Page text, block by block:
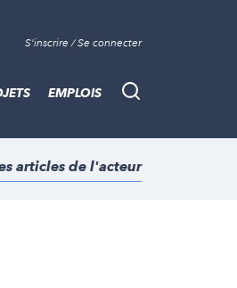
S'inscrire / Se connecter
Recherche
EMPLOIS
articles de l'acteur